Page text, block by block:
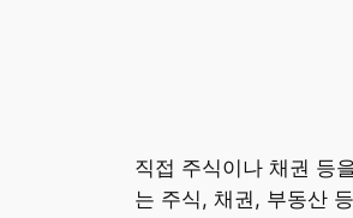
직접 주식이나 채권 등
는 주식, 채권, 부동산